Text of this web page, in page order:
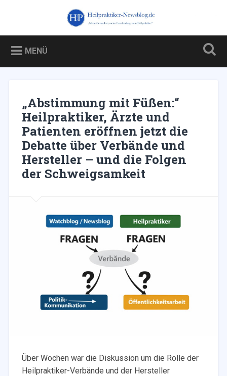
Heilpraktiker-Newsblog.de
Blog über und für Heilpraktiker – und über die Kampagne
gegen sie
MENÜ
„Abstimmung mit Füßen:“
Heilpraktiker, Ärzte und
Patienten eröffnen jetzt die
Debatte über Verbände und
Hersteller – und die Folgen
der Schweigsamkeit
Über Wochen war die Diskussion um die Rolle der
Heilpraktiker-Verbände und der Hersteller